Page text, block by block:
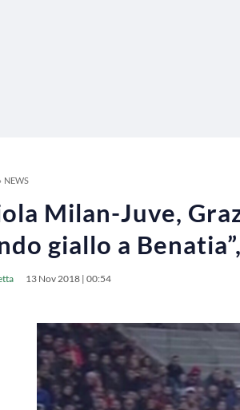
NEWS
Milan-Juve,
giallo a
13 Nov 2018 | 00:54